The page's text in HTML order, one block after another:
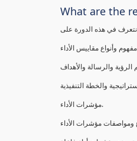
What are the
مؤشرات الأداء.